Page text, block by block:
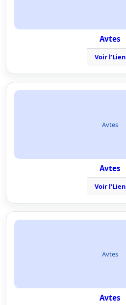
Avtes
Voir l'Lien
Avtes
Avtes
Voir l'Lien
Avtes
Avtes